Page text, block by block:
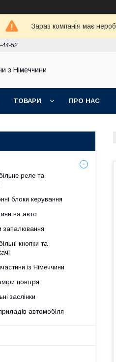
Зараз компанія має
44-52
з Німеччини
ТОВАРИ ПРО НАС
реле та
блоки керування
на авто
запалювання
кнопки та
із Німеччини
повітря
заслінки
автомобіля